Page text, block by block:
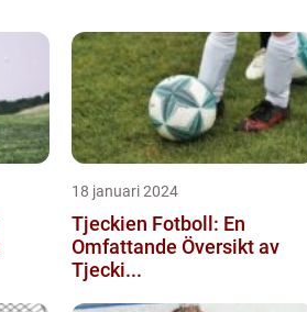
18 januari 2024
Tjeckien Fotboll: En
Omfattande Översikt av
Tjecki...